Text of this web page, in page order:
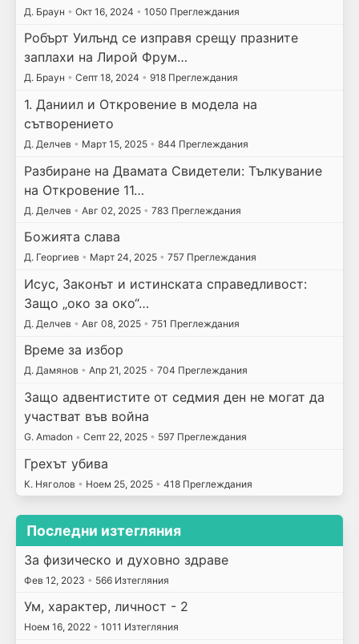
Д. Браун • Окт 16, 2024 • 1050 Преглеждания
Робърт Уилънд се изправя срещу празните
заплахи на Лирой Фрум…
Д. Браун • Септ 18, 2024 • 918 Преглеждания
1. Даниил и Откровение в модела на
сътворението
Д. Делчев • Март 15, 2025 • 844 Преглеждания
Разбиране на Двамата Свидетели: Тълкувание
на Откровение 11…
Д. Делчев • Авг 02, 2025 • 783 Преглеждания
Божията слава
Д. Георгиев • Март 24, 2025 • 757 Преглеждания
Исус, Законът и истинската справедливост:
Защо „око за око“…
Д. Делчев • Авг 08, 2025 • 751 Преглеждания
Време за избор
Д. Дамянов • Апр 21, 2025 • 704 Преглеждания
Защо адвентистите от седмия ден не могат да
участват във война
G. Amadon • Септ 22, 2025 • 597 Преглеждания
Грехът убива
К. Няголов • Ноем 25, 2025 • 418 Преглеждания
Последни изтегляния
За физическо и духовно здраве
Фев 12, 2023 • 566 Изтегляния
Ум, характер, личност - 2
Ноем 16, 2022 • 1011 Изтегляния